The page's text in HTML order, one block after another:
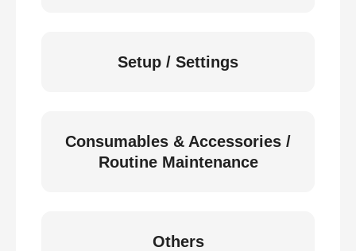
Setup / Settings
Consumables & Accessories /
Routine Maintenance
Others